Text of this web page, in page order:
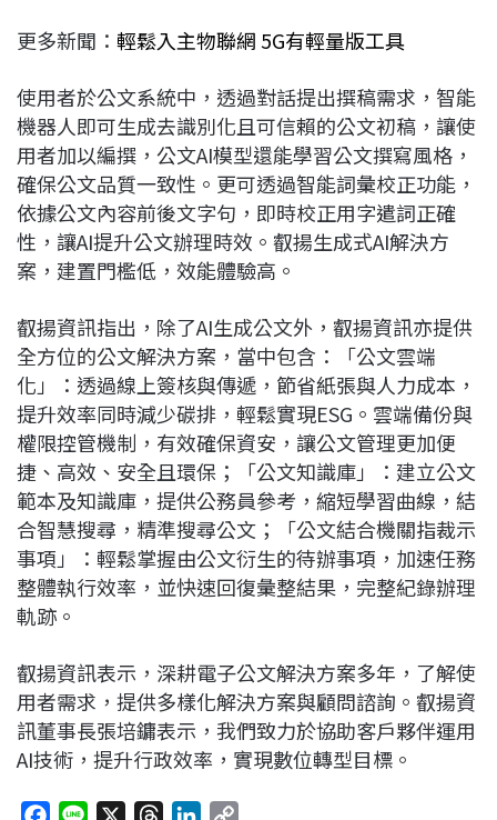
更多新聞： 輕鬆入主物聯網 5G有輕量版工具
使用者於公文系統中，透過對話提出撰稿需求，智能
機器人即可生成去識別化且可信賴的公文初稿，讓使
用者加以編撰，公文AI模型還能學習公文撰寫風格，
確保公文品質一致性。更可透過智能詞彙校正功能，
依據公文內容前後文字句，即時校正用字遣詞正確
性，讓AI提升公文辦理時效。叡揚生成式AI解決方
案，建置門檻低，效能體驗高。
叡揚資訊指出，除了AI生成公文外，叡揚資訊亦提供
全方位的公文解決方案，當中包含：「公文雲端
化」：透過線上簽核與傳遞，節省紙張與人力成本，
提升效率同時減少碳排，輕鬆實現ESG。雲端備份與
權限控管機制，有效確保資安，讓公文管理更加便
捷、高效、安全且環保；「公文知識庫」：建立公文
範本及知識庫，提供公務員參考，縮短學習曲線，結
合智慧搜尋，精準搜尋公文；「公文結合機關指裁示
事項」：輕鬆掌握由公文衍生的待辦事項，加速任務
整體執行效率，並快速回復彙整結果，完整紀錄辦理
軌跡。
叡揚資訊表示，深耕電子公文解決方案多年，了解使
用者需求，提供多樣化解決方案與顧問諮詢。叡揚資
訊董事長張培鏞表示，我們致力於協助客戶夥伴運用
AI技術，提升行政效率，實現數位轉型目標。